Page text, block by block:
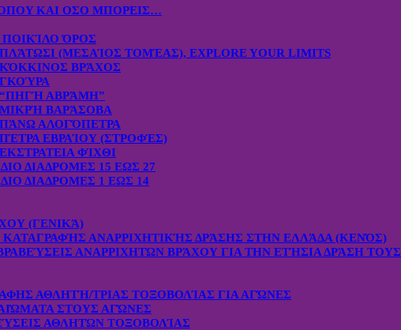
KAI ΟΣΟ ΜΠΟΡΕΙΣ…
ΠΟΙΚΊΛΟ ΌΡΟΣ
(ΜΕΣΑΊΟΣ ΤΟΜΈΑΣ), EXPLORE YOUR LIMITS
ΒΡΆΧΟΣ
ΑΒΡΆΜΗ”
ΒΑΡΆΣΟΒΑ
ΑΛΟΓΌΠΕΤΡΑ
ΕΒΡΑΊΟΥ (ΣΤΡΟΦΈΣ)
ΦΊΧΘΙ
ΔΙΑΔΡΟΜΕΣ 15 ΕΩΣ 27
ΔΙΑΔΡΟΜΕΣ 1 ΕΩΣ 14
(ΓΕΝΙΚΆ)
ΑΝΑΡΡΙΧΗΤΙΚΉΣ ΔΡΆΣΗΣ ΣΤΗΝ ΕΛΛΆΔΑ (ΚΕΝΌΣ)
ΑΝΑΡΡΙΧΗΤΏΝ ΒΡΆΧΟΥ ΓΙΑ ΤΗΝ ΕΤΉΣΙΑ ΔΡΆΣΗ ΤΟΥΣ
ΑΘΛΗΤΉ/ΤΡΙΑΣ ΤΟΞΟΒΟΛΊΑΣ ΓΙΑ ΑΓΏΝΕΣ
ΣΤΟΥΣ ΑΓΏΝΕΣ
ΑΘΛΗΤΏΝ ΤΟΞΟΒΟΛΊΑΣ